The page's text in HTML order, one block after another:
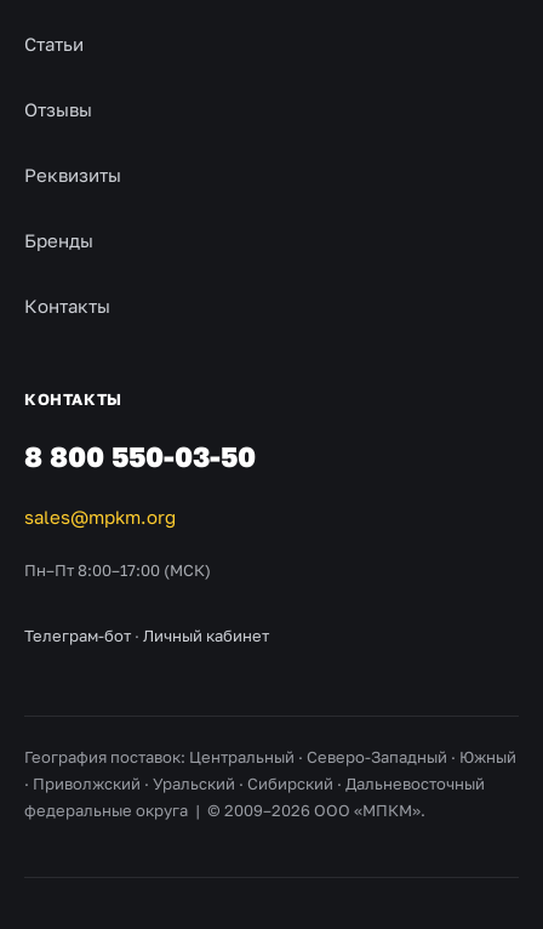
Статьи
Отзывы
Реквизиты
Бренды
Контакты
КОНТАКТЫ
8 800 550-03-50
sales@mpkm.org
Пн–Пт 8:00–17:00 (МСК)
Телеграм-бот · Личный кабинет
География поставок: Центральный · Северо-Западный · Южный
· Приволжский · Уральский · Сибирский · Дальневосточный
федеральные округа | © 2009–2026 ООО «МПКМ».